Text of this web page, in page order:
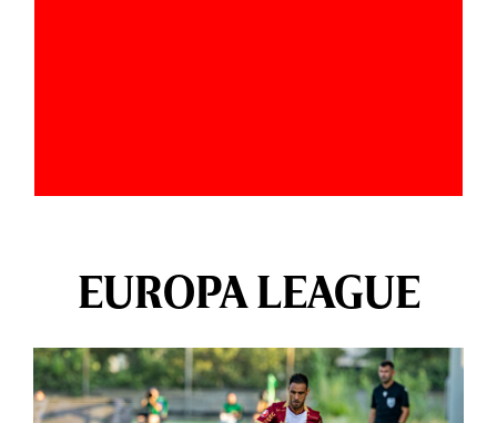
EUROPA LEAGUE